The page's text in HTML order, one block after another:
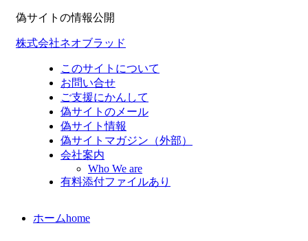
偽サイトの情報公開
株式会社ネオブラッド
このサイトについて
お問い合せ
ご支援にかんして
偽サイトのメール
偽サイト情報
偽サイトマガジン（外部）
会社案内
Who We are
有料添付ファイルあり
ホームhome